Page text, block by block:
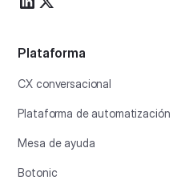
Plataforma
CX conversacional
Plataforma de automatización
Mesa de ayuda
Botonic